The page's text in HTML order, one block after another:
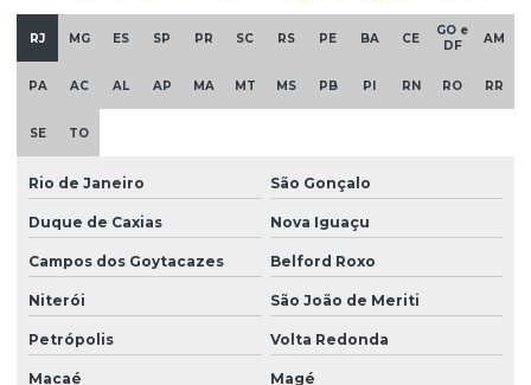
RJ MG ES SP PR SC RS PE BA CE
GO e
DF
AM
PA AC AL AP MA MT MS PB PI RN RO RR
SE TO
Rio de Janeiro São Gonçalo
Duque de Caxias Nova Iguaçu
Campos dos Goytacazes Belford Roxo
Niterói São João de Meriti
Petrópolis Volta Redonda
Macaé Magé